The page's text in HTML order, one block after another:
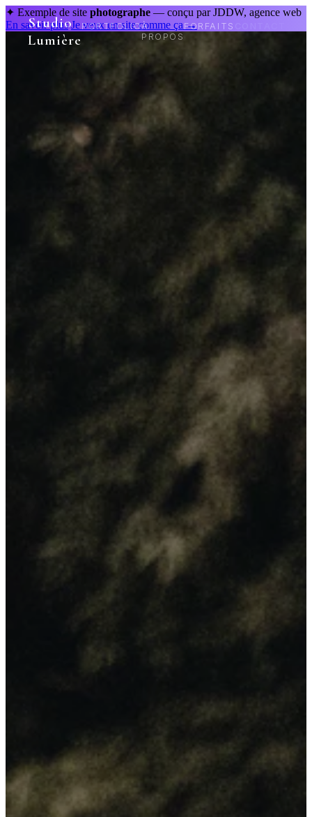
✦ Exemple de site photographe — conçu par JDDW, agence web
En savoir plus Je veux un site comme ça →
Studio
Lumière
PORTFOLIOÀ
PROPOS
FORFAITS